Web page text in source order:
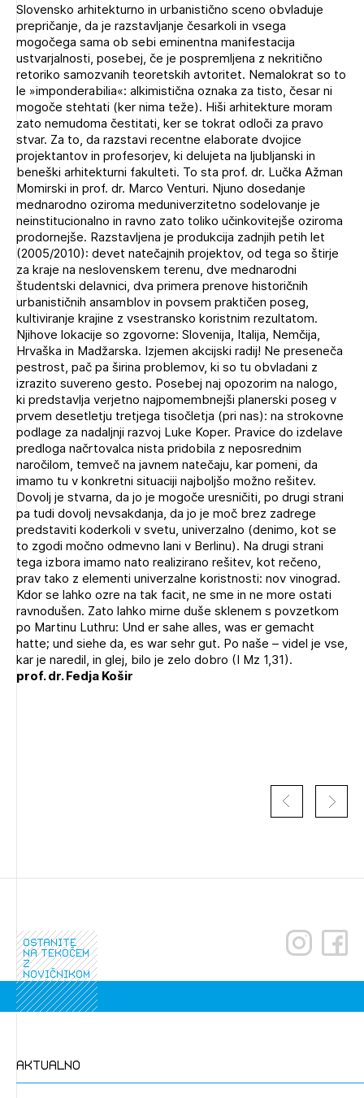
Izbrana vsebina je namenjena le ZAPS
registriranim uporabnikom. Da lahko do nje
Slovensko arhitekturno in urbanistično sceno obvladuje
prepričanje, da je razstavljanje česarkoli in vsega
mogočega sama ob sebi eminentna manifestacija
ustvarjalnosti, posebej, če je pospremljena z nekritično
retoriko samozvanih teoretskih avtoritet. Nemalokrat so to
le »imponderabilia«: alkimistična oznaka za tisto, česar ni
mogoče stehtati (ker nima teže). Hiši arhitekture moram
zato nemudoma čestitati, ker se tokrat odloči za pravo
stvar. Za to, da razstavi recentne elaborate dvojice
projektantov in profesorjev, ki delujeta na ljubljanski in
beneški arhitekturni fakulteti. To sta prof. dr. Lučka Ažman
Momirski in prof. dr. Marco Venturi. Njuno dosedanje
mednarodno oziroma meduniverzitetno sodelovanje je
neinstitucionalno in ravno zato toliko učinkovitejše oziroma
prodornejše. Razstavljena je produkcija zadnjih petih let
(2005/2010): devet natečajnih projektov, od tega so štirje
za kraje na neslovenskem terenu, dve mednarodni
študentski delavnici, dva primera prenove historičnih
urbanističnih ansamblov in povsem praktičen poseg,
kultiviranje krajine z vsestransko koristnim rezultatom.
Njihove lokacije so zgovorne: Slovenija, Italija, Nemčija,
Hrvaška in Madžarska. Izjemen akcijski radij! Ne preseneča
pestrost, pač pa širina problemov, ki so tu obvladani z
izrazito suvereno gesto. Posebej naj opozorim na nalogo,
ki predstavlja verjetno najpomembnejši planerski poseg v
prvem desetletju tretjega tisočletja (pri nas): na strokovne
podlage za nadaljnji razvoj Luke Koper. Pravice do izdelave
predloga načrtovalca nista pridobila z neposrednim
naročilom, temveč na javnem natečaju, kar pomeni, da
imamo tu v konkretni situaciji najboljšo možno rešitev.
Dovolj je stvarna, da jo je mogoče uresničiti, po drugi strani
pa tudi dovolj nevsakdanja, da jo je moč brez zadrege
predstaviti koderkoli v svetu, univerzalno (denimo, kot se
to zgodi močno odmevno lani v Berlinu). Na drugi strani
tega izbora imamo nato realizirano rešitev, kot rečeno,
prav tako z elementi univerzalne koristnosti: nov vinograd.
Kdor se lahko ozre na tak facit, ne sme in ne more ostati
ravnodušen. Zato lahko mirne duše sklenem s povzetkom
po Martinu Luthru: Und er sahe alles, was er gemacht
hatte; und siehe da, es war sehr gut. Po naše – videl je vse,
kar je naredil, in glej, bilo je zelo dobro (I Mz 1,31).
prof. dr. Fedja Košir
ostanite
na tekočem
z
novičnikom
aktualno